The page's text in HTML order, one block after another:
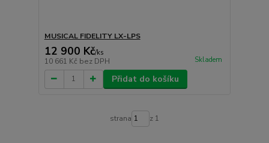
MUSICAL FIDELITY LX-LPS
12 900 Kč/ks
10 661 Kč bez DPH Skladem
Přidat do košíku
strana z 1